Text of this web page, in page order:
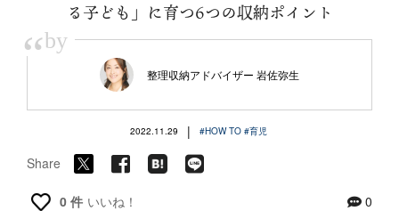
る子ども」に育つ6つの収納ポイント
“by
整理収納アドバイザー 岩佐弥生
2022.11.29 | #HOW TO #育児
Share
0 件 いいね！ 0